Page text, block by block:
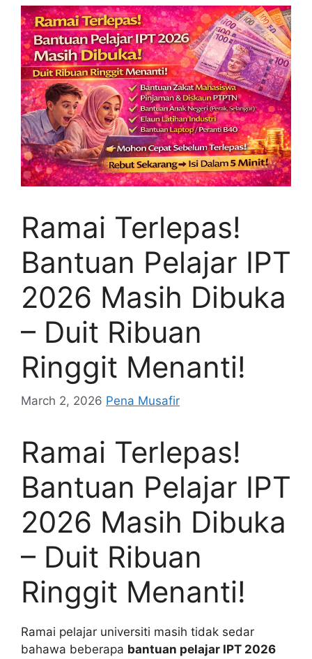
Ramai Terlepas!
Bantuan Pelajar IPT
2026 Masih Dibuka
– Duit Ribuan
Ringgit Menanti!
March 2, 2026 Pena Musafir
Ramai Terlepas!
Bantuan Pelajar IPT
2026 Masih Dibuka
– Duit Ribuan
Ringgit Menanti!
Ramai pelajar universiti masih tidak sedar
bahawa beberapa bantuan pelajar IPT 2026